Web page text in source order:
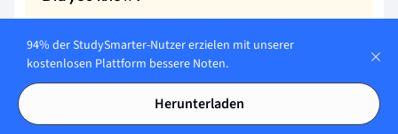
Eigenschaften nicht gleichzusetzen sind mit einem
realistischen, idealen Menschen. Die Houyhnhnms
verkörpern eine durch die Aufklärung geschaffene
Utopie. Schau Dir gerne die Erklärung zu "
94% der StudySmarter-Nutzer erzielen mit unserer
kostenlosen Plattform bessere Noten.
Herunterladen